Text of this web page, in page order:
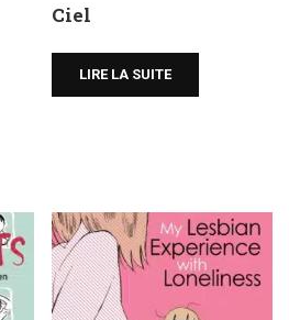
Ciel
LIRE LA SUITE